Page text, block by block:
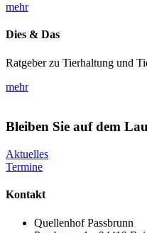
mehr
Dies & Das
Ratgeber zu Tierhaltung und
mehr
Bleiben Sie auf dem
Aktuelles
Termine
Kontakt
Quellenhof Passbrunn